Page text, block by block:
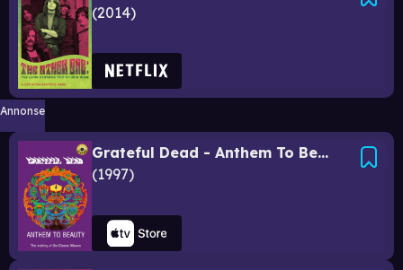
2014
Annonse
Grateful Dead - Anthem To Beauty (Classic Album)
1997